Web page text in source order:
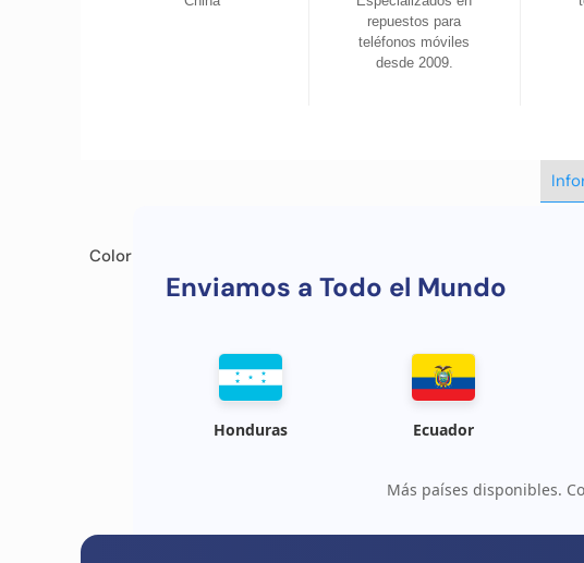
repuestos para
teléfonos móviles
desde 2009.
Color
Enviamos a Todo el Mundo
Honduras Ecuador
Más países disponibles.